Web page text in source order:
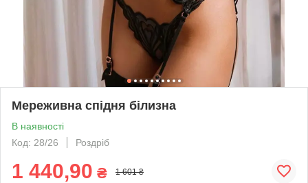
Мереживна спідня білизна
В наявності
Код: 28/26
Роздріб
1 440,90 ₴ 1 601 ₴